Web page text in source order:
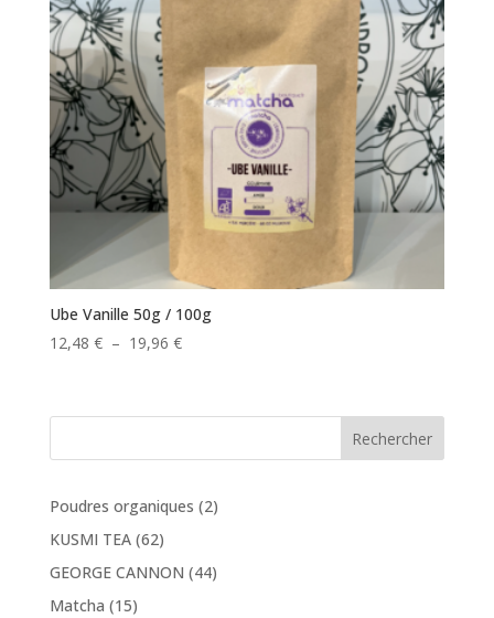
Ube Vanille 50g / 100g
12,48 € – 19,96 €Plage
12,48 €
Rechercher
Poudres organiques 22
KUSMI TEA 6262
produits
GEORGE CANNON 4444
Matcha 1515